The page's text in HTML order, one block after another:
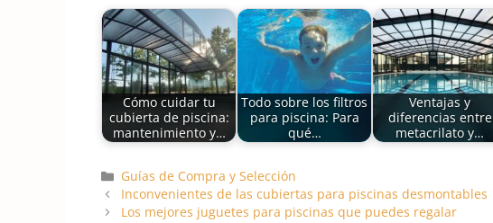
Cómo cuidar tu
cubierta de piscina:
mantenimiento y…
Todo sobre los filtros
para piscina: Para
qué…
Ventajas y
diferencias entre
metacrilato y…
Categorías
Guías de Compra y Selección
Inconvenientes de las cubiertas para piscinas desmontables
Los mejores juguetes para piscinas que puedes regalar